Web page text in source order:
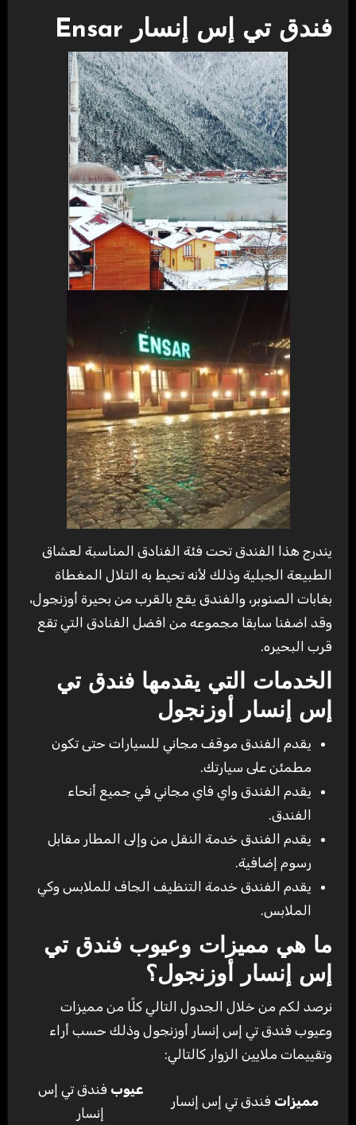
فندق تي إس إنسار Ensar
يندرج هذا الفندق تحت فئة الفنادق المناسبة لعشاق
الطبيعة الجبلية وذلك لأنه تحيط به التلال المغطاة
بغابات الصنوبر، والفندق يقع بالقرب من بحيرة أوزنجول،
وقد اضفنا سابقا مجموعه من افضل الفنادق التي تقع
قرب البحيره.
الخدمات التي يقدمها فندق تي
إس إنسار أوزنجول
يقدم الفندق موقف مجاني للسيارات حتى تكون
مطمئن على سيارتك.
يقدم الفندق واي فاي مجاني في جميع أنحاء
الفندق.
يقدم الفندق خدمة النقل من وإلى المطار مقابل
رسوم إضافية.
يقدم الفندق خدمة التنظيف الجاف للملابس وكي
الملابس.
ما هي مميزات وعيوب فندق تي
إس إنسار أوزنجول؟
نرصد لكم من خلال الجدول التالي كلًا من مميزات
وعيوب فندق تي إس إنسار أوزنجول وذلك حسب أراء
وتقييمات ملايين الزوار كالتالي:
مميزات فندق تي إس إنسار
عيوب فندق تي إس
إنسار